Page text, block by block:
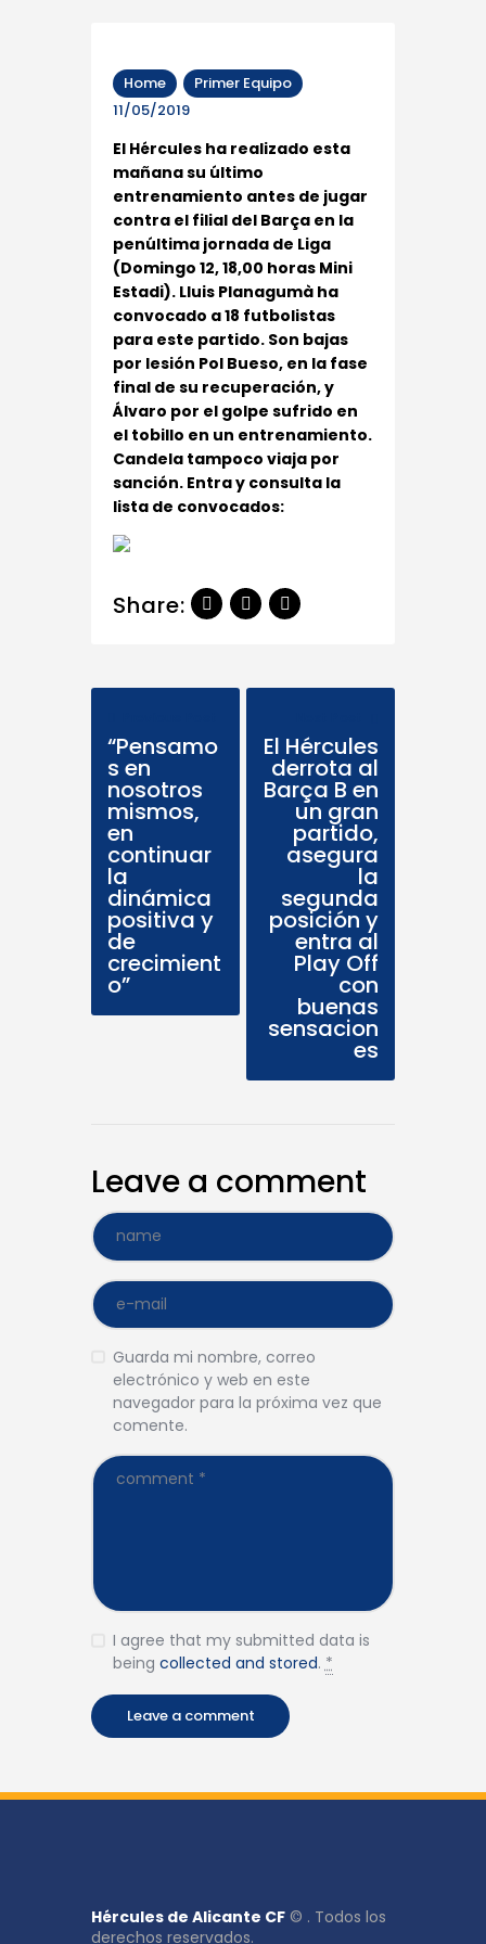
Home
Primer Equipo
11/05/2019
El Hércules ha realizado esta
mañana su último
entrenamiento antes de jugar
contra el filial del Barça en la
penúltima jornada de Liga
(Domingo 12, 18,00 horas Mini
Estadi). Lluis Planagumà ha
convocado a 18 futbolistas
para este partido. Son bajas
por lesión Pol Bueso, en la fase
final de su recuperación, y
Álvaro por el golpe sufrido en
el tobillo en un entrenamiento.
Candela tampoco viaja por
sanción. Entra y consulta la
lista de convocados:
Share:
“Pensamo
s en
nosotros
mismos,
en
continuar
la
dinámica
positiva y
de
crecimient
o”
El Hércules
derrota al
Barça B en
un gran
partido,
asegura
la
segunda
posición y
entra al
Play Off
con
buenas
sensacion
es
Leave a comment
Guarda mi nombre, correo
electrónico y web en este
navegador para la próxima vez que
comente.
I agree that my submitted data is
being collected and stored.*
Hércules de Alicante CF © . Todos los
derechos reservados.